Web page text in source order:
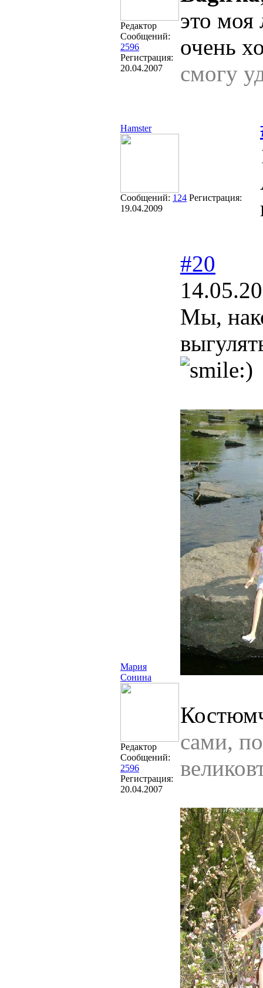
Редактор
Сообщений:
2596
Регистрация:
20.04.2007
это
очень
смогу
Hamster
Сообщений: 124 Регистрация:
19.04.2009
Мария
Сонина
Редактор
Сообщений:
2596
Регистрация:
20.04.2007
#20
Мы,
сами,